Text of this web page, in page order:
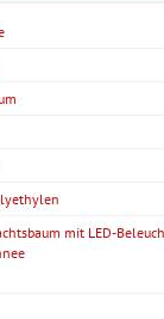
mit LED-